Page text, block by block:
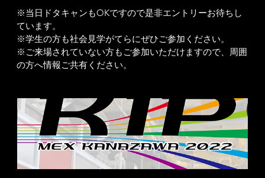
※当日ドタキャンもOKですので是非エントリーお待ちし
ています。
※学生の方も社会見学がてらにぜひご参加ください。
※ご来場されていない方もご参加いただけますので、周囲
の方へ情報ご共有ください。